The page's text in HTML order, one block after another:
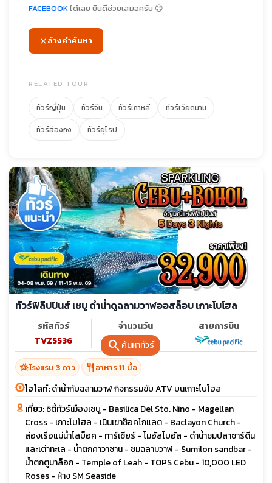
searchค้นหาทัวร์
FACEBOOKได้เลย ยินดีช่วยเสมอครับ 😊
ล้างคำค้นหา
RELATED TOUR
ทัวร์ญี่ปุ่น ทัวร์จีน ทัวร์เกาหลี
ทัวร์เวียดนาม
ทัวร์ฮ่องกง
ทัวร์ยุโรป
ทัวร์ฟิลิปปินส์ เซบู ดำน้ำดูฉลามวาฬออสล็อบ เกาะโบโฮล
รหัสทัวร์
TVZ5536
จำนวนวัน
5 วัน 3 คืน
สายการบิน
hotel_classโรงแรม 3 ดาว restaurant อาหาร 11 มื้อ
ไฮไลท์:ดำน้ำกับฉลามวาฬ กิจกรรมขับ ATV บนเกาะโบโฮล
เที่ยว:ซิตี้ทัวร์เมืองเซบู - Basilica Del Sto. Nino - Magellan
Cross - เกาะโบโฮล - เนินเขาช็อคโกแลต - Baclayon Church -
ล่องเรือแม่น้ำโลบ็อค - ทาร์เซียร์ - โมอัลโบอัล - ดำน้ำชมปลาซาร์ดีน
และเต่าทะเล - น้ำตกคาวาซาน - ชมฉลามวาฬ - Sumilon sandbar -
น้ำตกตูมาล็อก - Temple of Leah - TOPS Cebu - 10,000 LED
Roses - ห้าง SM Seaside